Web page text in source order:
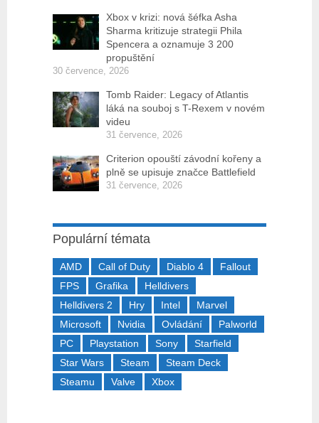
Xbox v krizi: nová šéfka Asha
Sharma kritizuje strategii Phila
Spencera a oznamuje 3 200
propuštění
30 července, 2026
Tomb Raider: Legacy of Atlantis
láká na souboj s T-Rexem v novém
videu
31 července, 2026
Criterion opouští závodní kořeny a
plně se upisuje značce Battlefield
31 července, 2026
Populární témata
AMD Call of Duty Diablo 4
Fallout
FPS
Grafika
Helldivers
Helldivers 2
Hry Intel
Marvel
Microsoft
Nvidia Ovládání
Palworld
PC
Playstation Sony
Starfield
Star Wars
Steam
Steam Deck
Steamu
Valve Xbox